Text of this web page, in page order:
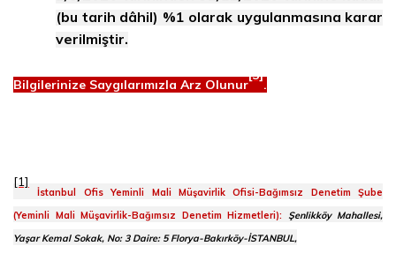
(bu tarih dâhil) %1 olarak uygulanmasına karar
verilmiştir.
Bilgilerinize Saygılarımızla Arz Olunur
[3]
.
[1]
İstanbul Ofis Yeminli Mali Müşavirlik Ofisi-Bağımsız Denetim Şube
(Yeminli Mali Müşavirlik-Bağımsız Denetim Hizmetleri):
Şenlikköy Mahallesi,
Yaşar Kemal Sokak, No: 3 Daire: 5 Florya-Bakırköy-İSTANBUL,